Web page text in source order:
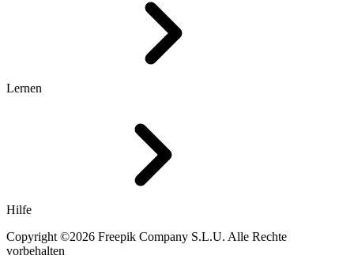
Lernen
Hilfe
Copyright ©2026 Freepik Company S.L.U. Alle Rechte
vorbehalten